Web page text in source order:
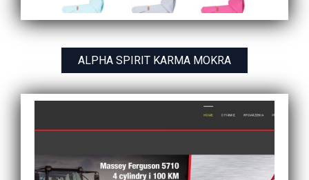
ALPHA SPIRIT KARMA MOKRA